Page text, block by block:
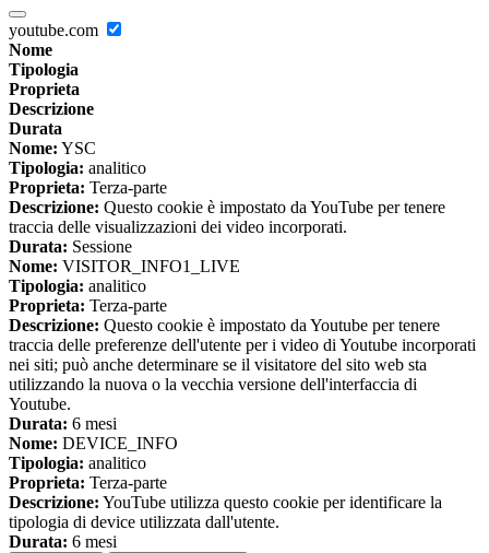
youtube.com
Nome
Tipologia
Proprieta
Descrizione
Durata
Nome: YSC
Tipologia: analitico
Proprieta: Terza-parte
Descrizione: Questo cookie è impostato da YouTube per tenere
traccia delle visualizzazioni dei video incorporati.
Durata: Sessione
Nome: VISITOR_INFO1_LIVE
Tipologia: analitico
Proprieta: Terza-parte
Descrizione: Questo cookie è impostato da Youtube per tenere
traccia delle preferenze dell'utente per i video di Youtube incorporati
nei siti; può anche determinare se il visitatore del sito web sta
utilizzando la nuova o la vecchia versione dell'interfaccia di
Youtube.
Durata: 6 mesi
Nome: DEVICE_INFO
Tipologia: analitico
Proprieta: Terza-parte
Descrizione: YouTube utilizza questo cookie per identificare la
tipologia di device utilizzata dall'utente.
Durata: 6 mesi